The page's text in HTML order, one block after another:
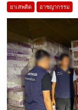
ยาเสพติด อาชญากรรม